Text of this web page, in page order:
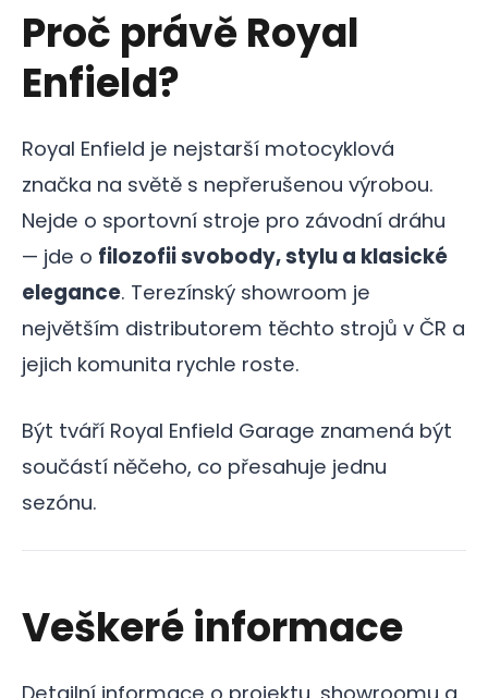
Proč právě Royal
Enfield?
Royal Enfield je nejstarší motocyklová
značka na světě s nepřerušenou výrobou.
Nejde o sportovní stroje pro závodní dráhu
— jde o filozofii svobody, stylu a klasické
elegance. Terezínský showroom je
největším distributorem těchto strojů v ČR a
jejich komunita rychle roste.
Být tváří Royal Enfield Garage znamená být
součástí něčeho, co přesahuje jednu
sezónu.
Veškeré informace